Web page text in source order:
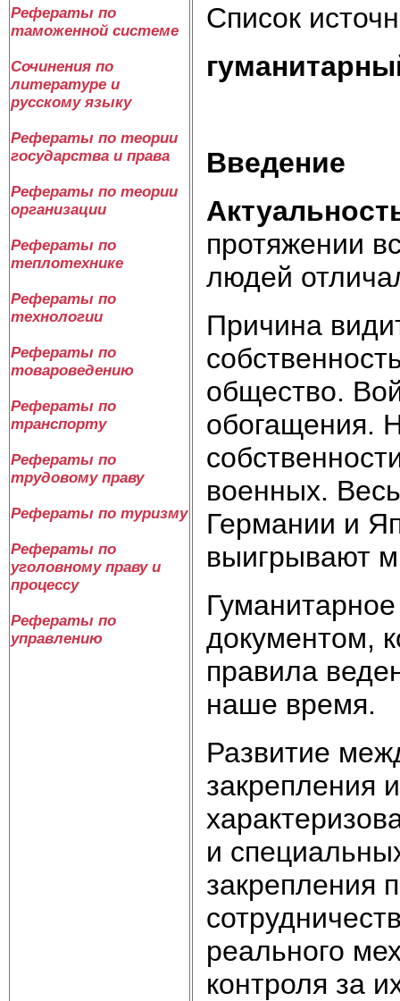
Рефераты по
таможенной системе
Сочинения по
литературе и
русскому языку
Рефераты по теории
государства и права
Рефераты по теории
организации
Рефераты по
теплотехнике
Рефераты по
технологии
Рефераты по
товароведению
Рефераты по
транспорту
Рефераты по
трудовому праву
Рефераты по туризму
Рефераты по
уголовному праву и
процессу
Рефераты по
управлению
Список
Введение
протяжении
людей
Причина
общество.
обогащения.
военных.
Германии и
выигрывают
документом,
правила
наше время.
Развитие
закрепления
и
закрепления
реального
контроля за